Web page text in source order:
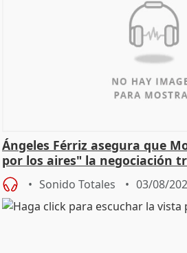
Ángeles Férriz asegura que
por los aires" la negociación
SMA
Sonido Totales 03/08/